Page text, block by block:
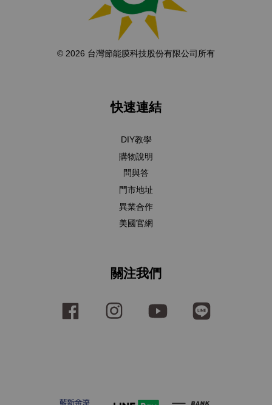
© 2026 台灣節能膜科技股份有限公司所有
快速連結
DIY教學
購物說明
問與答
門市地址
異業合作
美國官網
關注我們
Facebook Instagram YouTube